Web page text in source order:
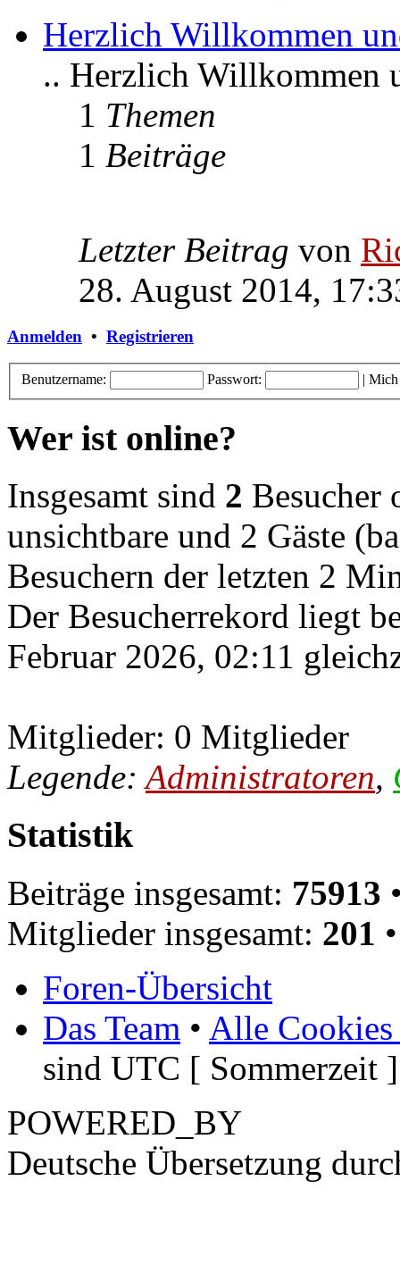
Herzlich Willkommen
.. Herzlich Willkommen
1 Themen
1 Beiträge
Letzter Beitrag von
28. August 2014,
Anmelden • Registrieren
Benutzername: Passwort: | Mich
Wer ist online?
Insgesamt sind 2 Besucher
unsichtbare und 2 Gäste
Besuchern der letzten 2
Der Besucherrekord liegt
Februar 2026, 02:11
Mitglieder: 0 Mitglieder
Legende:Administratoren,
Statistik
Beiträge insgesamt: 75913
Mitglieder insgesamt: 201
Foren-Übersicht
Das Team • Alle Cookies
sind UTC [ Sommerzeit ]
POWERED_BY
Deutsche Übersetzung